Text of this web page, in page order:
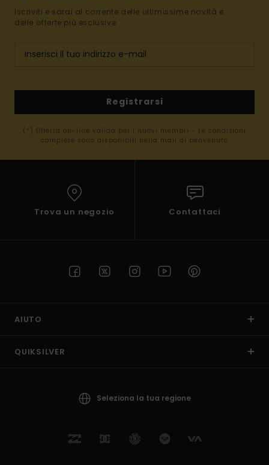
Iscriviti e sarai al corrente delle ultimissime novità e
delle offerte più esclusive.
Registrarsi
(*) Offerta on-line valida per i nuovi membri - Le condizioni
complete sono disponibili nella mail di benvenuto
Trova un negozio Contattaci
AIUTO
QUIKSILVER
Seleziona la tua regione